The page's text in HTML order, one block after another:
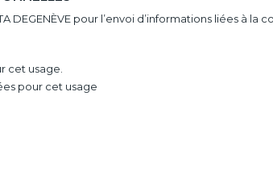
DEGENÈVE pour l’envoi d’informations liées à
cet usage.
pour cet usage